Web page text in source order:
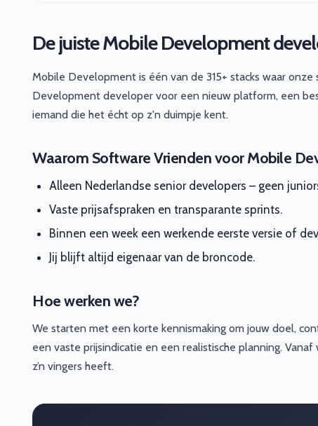
De juiste Mobile Development
Mobile Development is één van de 315+ stacks waar
Development developer voor een nieuw platform, een
iemand die het écht op z'n duimpje kent.
Waarom Software Vrienden voor Mobile
Alleen Nederlandse senior developers – geen
Vaste prijsafspraken en transparante sprints.
Binnen een week een werkende eerste versie of
Jij blijft altijd eigenaar van de broncode.
Hoe werken we?
We starten met een korte kennismaking om jouw doel,
een vaste prijsindicatie en een realistische planning.
z’n vingers heeft.